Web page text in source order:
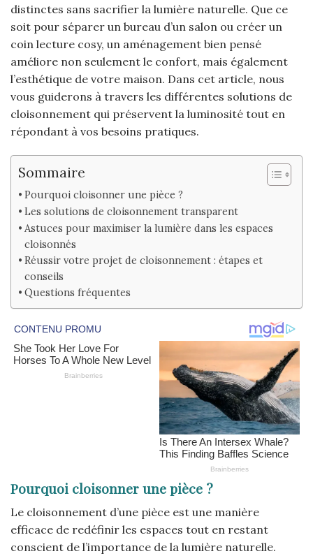
distinctes sans sacrifier la lumière naturelle. Que ce
soit pour séparer un bureau d’un salon ou créer un
coin lecture cosy, un aménagement bien pensé
améliore non seulement le confort, mais également
l’esthétique de votre maison. Dans cet article, nous
vous guiderons à travers les différentes solutions de
cloisonnement qui préservent la luminosité tout en
répondant à vos besoins pratiques.
Sommaire
Pourquoi cloisonner une pièce ?
Les solutions de cloisonnement transparent
Astuces pour maximiser la lumière dans les espaces
cloisonnés
Réussir votre projet de cloisonnement : étapes et
conseils
Questions fréquentes
Pourquoi cloisonner une pièce ?
Le cloisonnement d’une pièce est une manière
efficace de redéfinir les espaces tout en restant
conscient de l’importance de la lumière naturelle.